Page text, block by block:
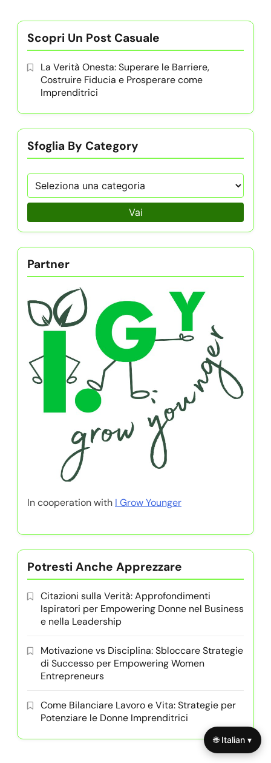
Scopri Un Post Casuale
La Verità Onesta: Superare le Barriere,
Costruire Fiducia e Prosperare come
Imprenditrici
Sfoglia By Category
Vai
Partner
In cooperation with I Grow Younger
Potresti Anche Apprezzare
Citazioni sulla Verità: Approfondimenti
Ispiratori per Empowering Donne nel Business
e nella Leadership
Motivazione vs Disciplina: Sbloccare Strategie
di Successo per Empowering Women
Entrepreneurs
Come Bilanciare Lavoro e Vita: Strategie per
Potenziare le Donne Imprenditrici
🌐 Italian ▾